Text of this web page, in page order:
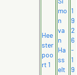
Hee
ster
poo
rt 1
mo
n
va
n
Ha
ss
elt
1
9
2
6
-
1
9